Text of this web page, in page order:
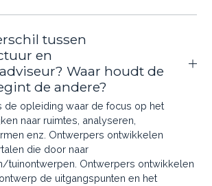
tussen
en
Waar houdt de
de andere?
de opleiding waar de focus op het
naar ruimtes, analyseren,
enz. Ontwerpers ontwikkelen
die door naar
tuinontwerpen. Ontwerpers ontwikkelen
de uitgangspunten en het